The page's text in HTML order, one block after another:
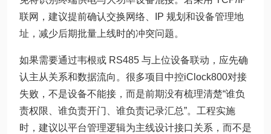
联网，建议提前确认交换网络、IP 规划和设备管理地
址，减少后期批量上线时的冲突问题。
如果需要通过韦根或 RS485 与上位设备联动，应先确
认主从关系和数据流向。很多项目中控iClock800对接
失败，不是设备不能接，而是前期没有梳理清楚“谁负
责权限、谁负责开门、谁负责记录汇总”。工程实施
时，建议以平台管理逻辑为主线设计接口关系，而不是